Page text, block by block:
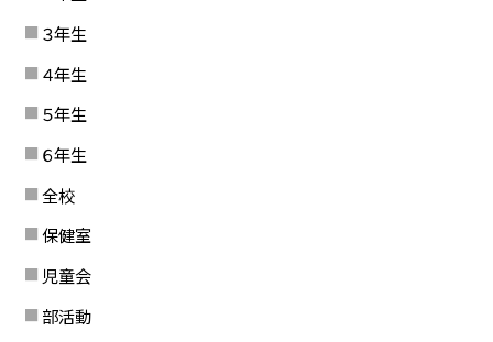
３年生
４年生
５年生
６年生
全校
保健室
児童会
部活動